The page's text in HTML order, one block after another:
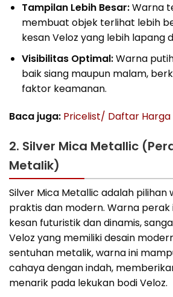
Tampilan Lebih Besar:Warna
membuat objek terlihat lebih
kesan Veloz yang lebih lapang
Visibilitas Optimal:Warna
baik siang maupun malam,
faktor keamanan.
Baca juga: Pricelist/ Daftar
2. Silver Mica Metallic
Metalik)
Silver Mica Metallic adalah pilihan
praktis dan modern. Warna
kesan futuristik dan dinamis,
Veloz yang memiliki desain
sentuhan metalik, warna ini
cahaya dengan indah,
menarik pada lekukan bodi Veloz.